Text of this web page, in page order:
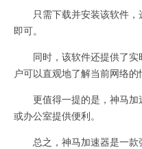
只需下载并安装该软件，
即可。
同时，该软件还提供了实
户可以直观地了解当前网络的
更值得一提的是，神马加
或办公室提供便利。
总之，神马加速器是一款